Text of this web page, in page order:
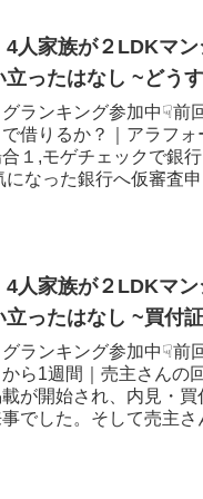
4人家族が２LDKマ
立ったはなし ~どう
ランキング参加中☟前
借りるか？｜アラフ
１,モゲチェックで銀
になった銀行へ仮審査
4人家族が２LDKマ
立ったはなし ~買付
ランキング参加中☟前
ら1週間｜売主さんの
が開始され、内見・
でした。そして売主